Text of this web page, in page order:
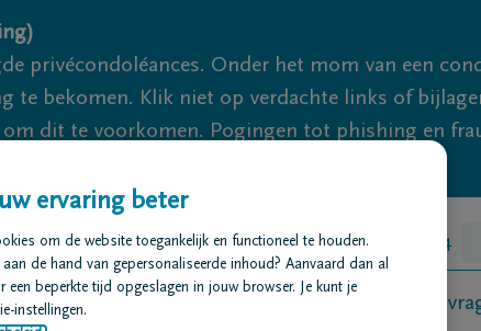
privécondoléances. Onder het mom van een
te bekomen. Klik niet op verdachte links of
dit te voorkomen. Pogingen tot phishing en
We zijn er voor je 24u/24
Veelgestelde
ervaring beter
om de website toegankelijk en functioneel te houden.
de hand van gepersonaliseerde inhoud? Aanvaard dan al
beperkte tijd opgeslagen in jouw browser. Je kunt je
instellingen.